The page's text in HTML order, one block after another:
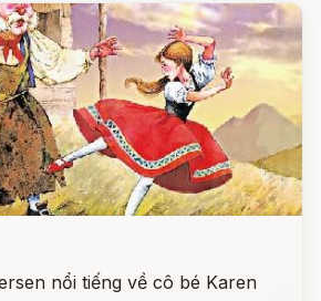
nổi tiếng về cô bé Karen